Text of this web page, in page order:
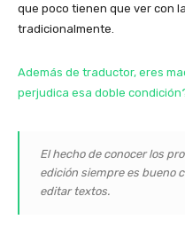
que poco tienen que ver con
tradicionalmente.
Además de traductor, eres
perjudica esa doble
El hecho de conocer los
edición siempre es bueno
editar textos.